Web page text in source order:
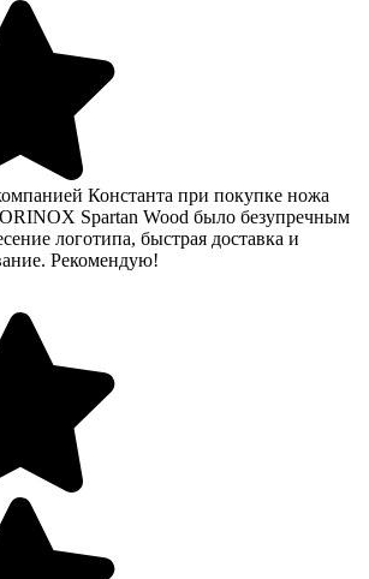
Константа при покупке ножа
Spartan Wood было безупречным
логотипа, быстрая доставка и
Рекомендую!